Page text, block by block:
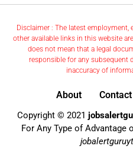
Disclaimer : The latest employment,
other available links in this website
does not mean that a legal
responsible for any subsequent
inaccuracy of
About Contact
Copyright © 2021
For Any Type of Advantage